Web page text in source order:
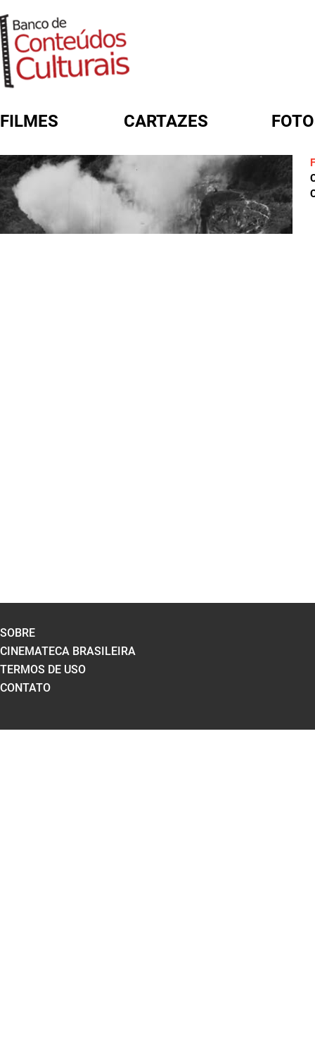
FILMES CARTAZES
FORMULÁRIO DE BUSCA
SOBRE
CINEMATECA BRASILEIRA
TERMOS DE USO
CONTATO